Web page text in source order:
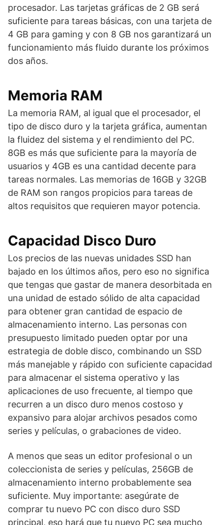
procesador. Las tarjetas gráficas de 2 GB será
suficiente para tareas básicas, con una tarjeta de
4 GB para gaming y con 8 GB nos garantizará un
funcionamiento más fluido durante los próximos
dos años.
Memoria RAM
La memoria RAM, al igual que el procesador, el
tipo de disco duro y la tarjeta gráfica, aumentan
la fluidez del sistema y el rendimiento del PC.
8GB es más que suficiente para la mayoría de
usuarios y 4GB es una cantidad decente para
tareas normales. Las memorias de 16GB y 32GB
de RAM son rangos propicios para tareas de
altos requisitos que requieren mayor potencia.
Capacidad Disco Duro
Los precios de las nuevas unidades SSD han
bajado en los últimos años, pero eso no significa
que tengas que gastar de manera desorbitada en
una unidad de estado sólido de alta capacidad
para obtener gran cantidad de espacio de
almacenamiento interno. Las personas con
presupuesto limitado pueden optar por una
estrategia de doble disco, combinando un SSD
más manejable y rápido con suficiente capacidad
para almacenar el sistema operativo y las
aplicaciones de uso frecuente, al tiempo que
recurren a un disco duro menos costoso y
expansivo para alojar archivos pesados como
series y películas, o grabaciones de video.
A menos que seas un editor profesional o un
coleccionista de series y películas, 256GB de
almacenamiento interno probablemente sea
suficiente. Muy importante: asegúrate de
comprar tu nuevo PC con disco duro SSD
principal, eso hará que tu nuevo PC sea mucho